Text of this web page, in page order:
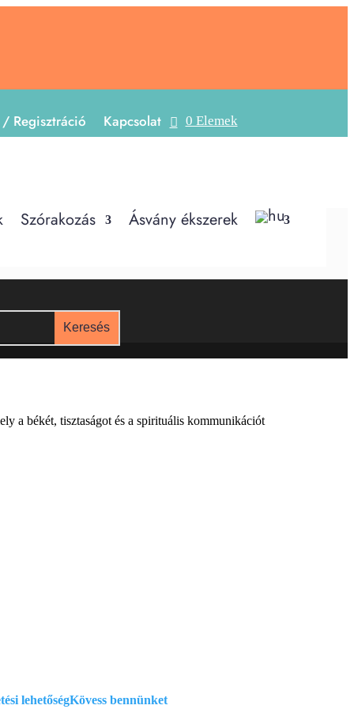
/ Regisztráció Kapcsolat 0 Elemek
Szórakozás Ásvány ékszerek
a békét, tisztaságot és a spirituális kommunikációt
lehetőségKövess bennünket